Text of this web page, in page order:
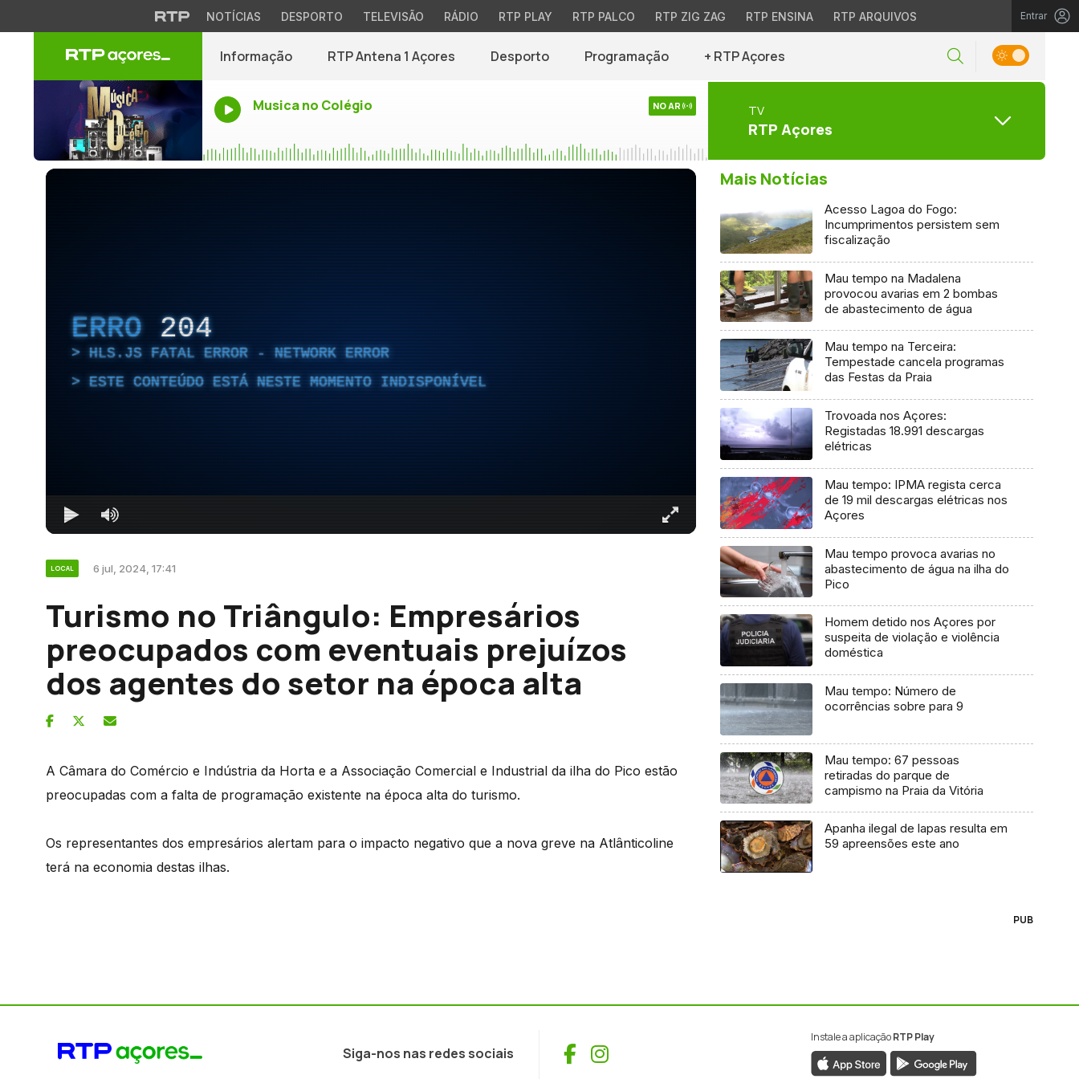
NOTÍCIAS DESPORTO TELEVISÃO RÁDIO RTP PLAY RTP PALCO RTP ZIG ZAG RTP ENSINA RTP ARQUIVOS Entrar
Informação RTP Antena 1 Açores Desporto Programação + RTP Açores
Musica no Colégio NO AR TV
RTP Açores
ERRO 204
HLS.JS FATAL ERROR - NETWORK ERROR
ESTE CONTEÚDO ESTÁ NESTE MOMENTO INDISPONÍVEL
LOCAL 6 jul, 2024, 17:41
Turismo no Triângulo: Empresários
preocupados com eventuais prejuízos
dos agentes do setor na época alta
A Câmara do Comércio e Indústria da Horta e a Associação Comercial e Industrial da ilha do Pico estão
preocupadas com a falta de programação existente na época alta do turismo.
Os representantes dos empresários alertam para o impacto negativo que a nova greve na Atlânticoline
terá na economia destas ilhas.
Mais Notícias
Acesso Lagoa do Fogo:
Incumprimentos persistem sem
fiscalização
Mau tempo na Madalena
provocou avarias em 2 bombas
de abastecimento de água
Mau tempo na Terceira:
Tempestade cancela programas
das Festas da Praia
Trovoada nos Açores:
Registadas 18.991 descargas
elétricas
Mau tempo: IPMA regista cerca
de 19 mil descargas elétricas nos
Açores
Mau tempo provoca avarias no
abastecimento de água na ilha do
Pico
Homem detido nos Açores por
suspeita de violação e violência
doméstica
Mau tempo: Número de
ocorrências sobre para 9
Mau tempo: 67 pessoas
retiradas do parque de
campismo na Praia da Vitória
Apanha ilegal de lapas resulta em
59 apreensões este ano
PUB
Siga-nos nas redes sociais Facebook
Instagram
Instale a aplicaçãoRTP Play